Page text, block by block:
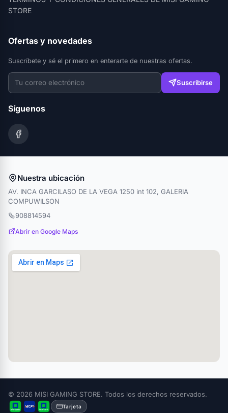
STORE
Ofertas y novedades
Suscríbete y sé el primero en enterarte de nuestras ofertas.
Suscribirse
Síguenos
Nuestra ubicación
AV. INCA GARCILASO DE LA VEGA 1250 int 102, GALERIA
COMPUWILSON
908814594
Abrir en Google Maps
© 2026 MISI GAMING STORE. Todos los derechos reservados.
Tarjeta